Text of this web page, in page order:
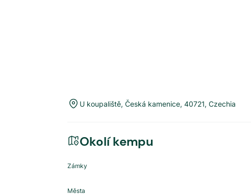
U koupaliště, Česká kamenice, 40721, Czechia
Okolí kempu
Zámky
Města